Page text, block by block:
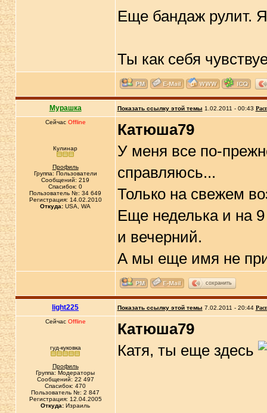
Еще бандаж рулит.
Ты как себя
Мурашка Показать ссылку этой темы 1.02.2011 - 00:43
Сейчас Offline
Кулинар
Профиль
Группа: Пользователи
Сообщений: 219
Спасибок: 0
Пользователь №: 34 649
Регистрация: 14.02.2010
Откуда: USA, WA
Катюша79
У меня все по-
справляюсь...
Только на свежем
Еще неделька и на 9
и вечерний.
А мы еще имя не
сохранить
light225 Показать ссылку этой темы 7.02.2011 - 20:44
Сейчас Offline
гуд-куковка
Профиль
Группа: Модераторы
Сообщений: 22 497
Спасибок: 470
Пользователь №: 2 847
Регистрация: 12.04.2005
Откуда: Израиль
Катюша79
Катя, ты еще здесь